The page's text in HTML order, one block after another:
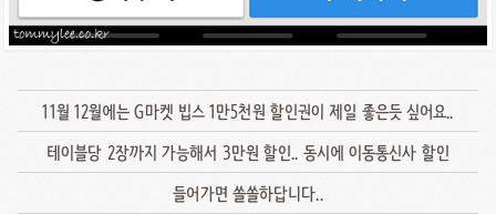
11월 12월에는 G마켓 빕스 1만5천원 할인권이 제일 좋은듯 싶어요..
테이블당 2장까지 가능해서 3만원 할인.. 동시에 이동통신사 할인
들어가면 쏠쏠하답니다..